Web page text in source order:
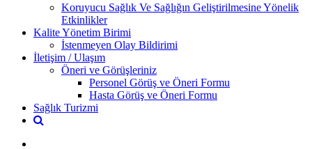
Koruyucu Sağlık Ve Sağlığın Geliştirilmesine Yönelik
Etkinlikler
Kalite Yönetim Birimi
İstenmeyen Olay Bildirimi
İletişim / Ulaşım
Öneri ve Görüşleriniz
Personel Görüş ve Öneri Formu
Hasta Görüş ve Öneri Formu
Sağlık Turizmi